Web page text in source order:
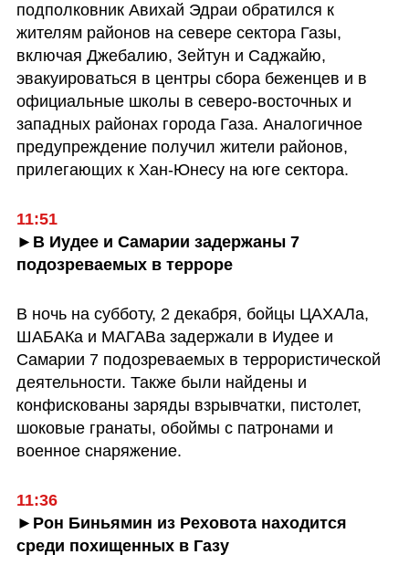
подполковник Авихай Эдраи обратился к
жителям районов на севере сектора Газы,
включая Джебалию, Зейтун и Саджайю,
эвакуироваться в центры сбора беженцев и в
официальные школы в северо-восточных и
западных районах города Газа. Аналогичное
предупреждение получил жители районов,
прилегающих к Хан-Юнесу на юге сектора.
11:51
►В Иудее и Самарии задержаны 7
подозреваемых в терроре
В ночь на субботу, 2 декабря, бойцы ЦАХАЛа,
ШАБАКа и МАГАВа задержали в Иудее и
Самарии 7 подозреваемых в террористической
деятельности. Также были найдены и
конфискованы заряды взрывчатки, пистолет,
шоковые гранаты, обоймы с патронами и
военное снаряжение.
11:36
►Рон Биньямин из Реховота находится
среди похищенных в Газу